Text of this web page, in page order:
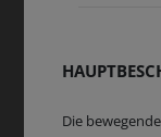
Die